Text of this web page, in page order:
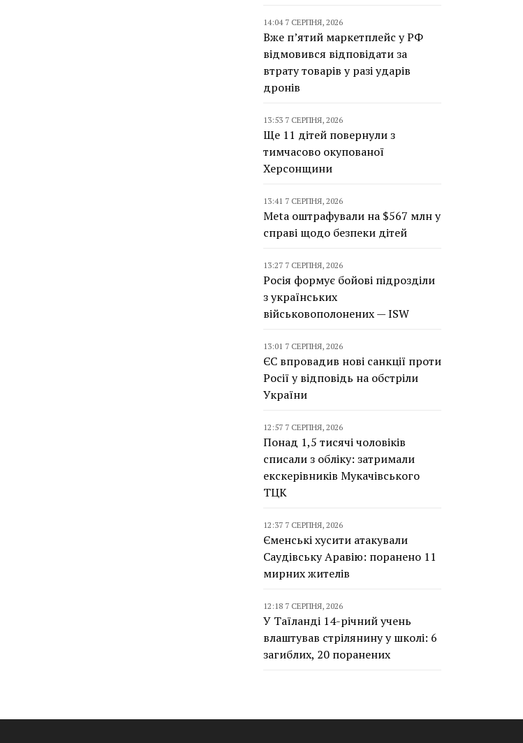
14:04 7 СЕРПНЯ, 2026
Вже п’ятий маркетплейс у РФ
відмовився відповідати за
втрату товарів у разі ударів
дронів
13:53 7 СЕРПНЯ, 2026
Ще 11 дітей повернули з
тимчасово окупованої
Херсонщини
13:41 7 СЕРПНЯ, 2026
Meta оштрафували на $567 млн у
справі щодо безпеки дітей
13:27 7 СЕРПНЯ, 2026
Росія формує бойові підрозділи
з українських
військовополонених — ISW
13:01 7 СЕРПНЯ, 2026
ЄС впровадив нові санкції проти
Росії у відповідь на обстріли
України
12:57 7 СЕРПНЯ, 2026
Понад 1,5 тисячі чоловіків
списали з обліку: затримали
екскерівників Мукачівського
ТЦК
12:37 7 СЕРПНЯ, 2026
Єменські хусити атакували
Саудівську Аравію: поранено 11
мирних жителів
12:18 7 СЕРПНЯ, 2026
У Таїланді 14-річний учень
влаштував стрілянину у школі: 6
загиблих, 20 поранених